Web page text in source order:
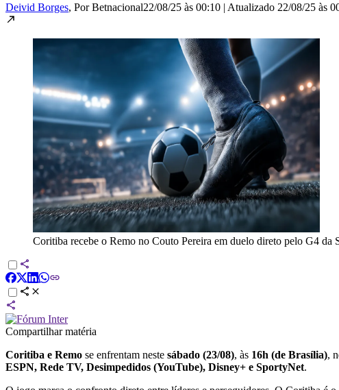
Deivid Borges, Por Betnacional22/08/25 às 00:10 | Atualizado 22/08/25 às
Coritiba recebe o Remo no Couto Pereira em duelo direto pelo G4 da
Compartilhar matéria
Coritiba e Remo se enfrentam neste sábado (23/08), às 16h (de Brasília),
ESPN, Rede TV, Desimpedidos (YouTube), Disney+ e SportyNet.